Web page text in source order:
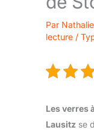
Par
lecture /
Les verres
Lausitz se